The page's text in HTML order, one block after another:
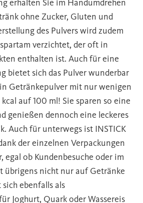
erhalten Sie im Handumdrehen
ohne Zucker, Gluten und
des Pulvers wird zudem
verzichtet, der oft in
enthalten ist. Auch für eine
bietet sich das Pulver wunderbar
Getränkepulver mit nur wenigen
auf 100 ml! Sie sparen so eine
genießen dennoch eine leckeres
Auch für unterwegs ist INSTICK
der einzelnen Verpackungen
egal ob Kundenbesuche oder im
übrigens nicht nur auf Getränke
sich ebenfalls als
Joghurt, Quark oder Wassereis